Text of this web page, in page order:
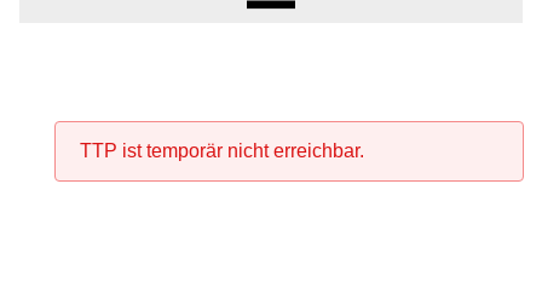
TTP ist temporär nicht erreichbar.